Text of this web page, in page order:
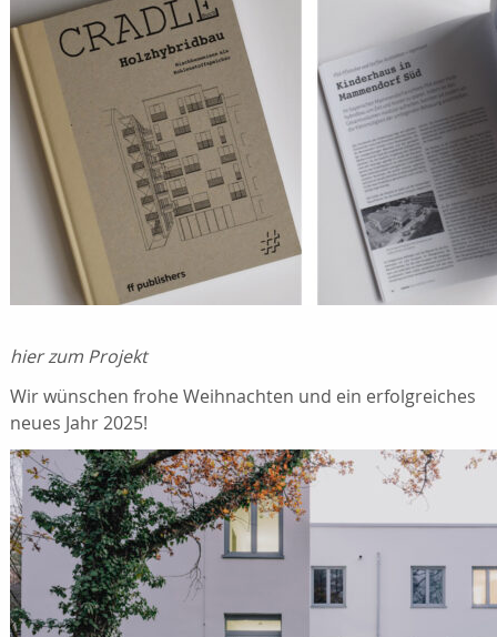
hier zum Projekt
Wir wünschen frohe Weihnachten und ein erfolgreiches
neues Jahr 2025!